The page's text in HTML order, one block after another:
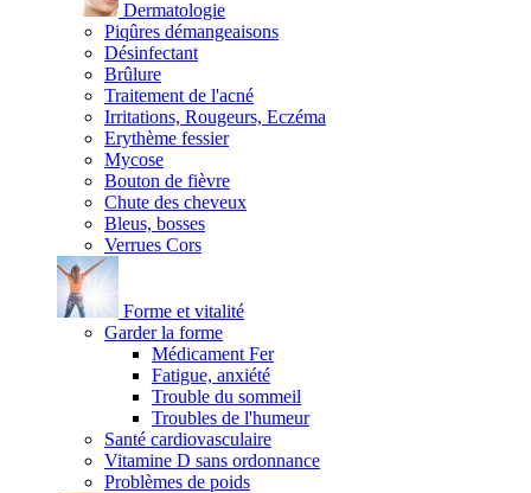
Dermatologie
Piqûres démangeaisons
Désinfectant
Brûlure
Traitement de l'acné
Irritations, Rougeurs, Eczéma
Erythème fessier
Mycose
Bouton de fièvre
Chute des cheveux
Bleus, bosses
Verrues Cors
Forme et vitalité
Garder la forme
Médicament Fer
Fatigue, anxiété
Trouble du sommeil
Troubles de l'humeur
Santé cardiovasculaire
Vitamine D sans ordonnance
Problèmes de poids